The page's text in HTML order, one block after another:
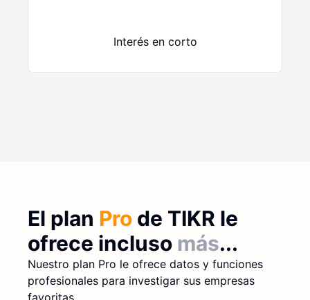
Interés en corto
El plan Pro de TIKR le
ofrece incluso más...
Nuestro plan Pro le ofrece datos y funciones
profesionales para investigar sus empresas
favoritas.